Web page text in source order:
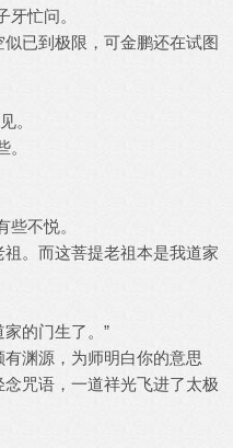
牙忙问。
已到极限，可金鹏还在试图
。
些不悦。
。而这菩提老祖本是我道家
的门生了。”
渊源，为师明白你的意思
咒语，一道祥光飞进了太极